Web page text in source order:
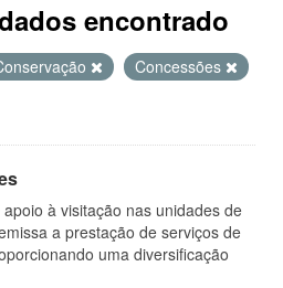
encontrado
Concessões
à visitação nas unidades de
a prestação de serviços de
uma diversificação